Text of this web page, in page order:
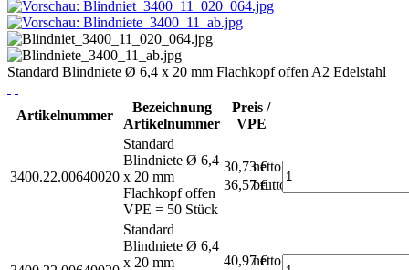
Standard Blindniete Ø 6,4 x 20 mm Flachkopf offen A2 Edelstahl
Artikelnummer
Bezeichnung
Artikelnummer
Preis /
VPE
3400.22.00640020
Standard
Blindniete Ø 6,4
x 20 mm
Flachkopf offen
VPE = 50 Stück
30,73 €
netto
36,57 €brutto*
Standard
Blindniete Ø 6,4
x 20 mm
40,97 €
netto